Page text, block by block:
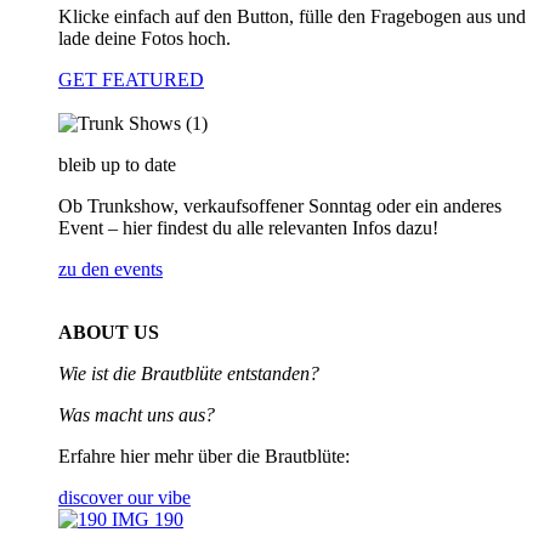
Klicke einfach auf den Button, fülle den Fragebogen aus und
lade deine Fotos hoch.
GET FEATURED
bleib up to date
Ob Trunkshow, verkaufsoffener Sonntag oder ein anderes
Event – hier findest du alle relevanten Infos dazu!
zu den events
ABOUT US
Wie ist die Brautblüte entstanden?
Was macht uns aus?
Erfahre hier mehr über die Brautblüte:
discover our vibe